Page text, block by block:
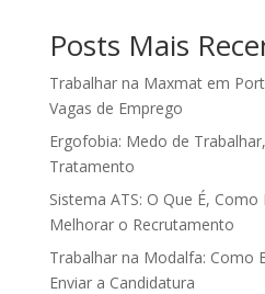
Posts Mais
Trabalhar na Maxmat em
Vagas de Emprego
Ergofobia: Medo de
Tratamento
Sistema ATS: O Que É,
Melhorar o Recrutamento
Trabalhar na Modalfa: Como
Enviar a Candidatura